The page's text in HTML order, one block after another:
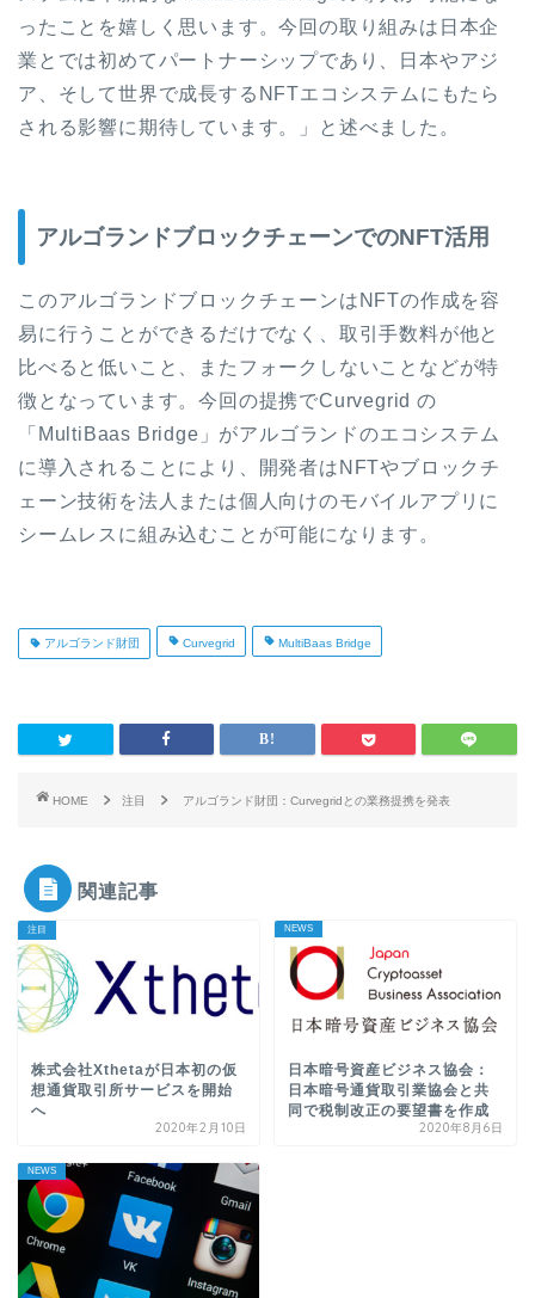
ったことを嬉しく思います。今回の取り組みは日本企
業とでは初めてパートナーシップであり、日本やアジ
ア、そして世界で成長するNFTエコシステムにもたら
される影響に期待しています。」と述べました。
アルゴランドブロックチェーンでのNFT活用
このアルゴランドブロックチェーンはNFTの作成を容
易に行うことができるだけでなく、取引手数料が他と
比べると低いこと、またフォークしないことなどが特
徴となっています。今回の提携でCurvegrid の
「MultiBaas Bridge」がアルゴランドのエコシステム
に導入されることにより、開発者はNFTやブロックチ
ェーン技術を法人または個人向けのモバイルアプリに
シームレスに組み込むことが可能になります。
アルゴランド財団 Curvegrid MultiBaas Bridge
HOME 注目 アルゴランド財団：Curvegridとの業務提携を発表
関連記事
注目
株式会社Xthetaが日本初の仮
想通貨取引所サービスを開始
へ
2020年2月10日
NEWS
日本暗号資産ビジネス協会：
日本暗号通貨取引業協会と共
同で税制改正の要望書を作成
2020年8月6日
NEWS